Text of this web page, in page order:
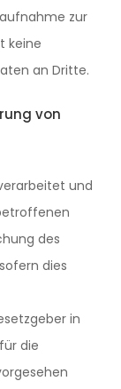
zur
keine
an Dritte.
von
und
des
dies
in
die